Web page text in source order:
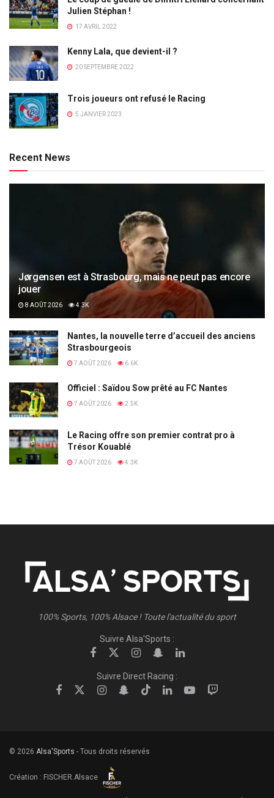
Julien Stéphan !
17 AVRIL 2022
Kenny Lala, que devient-il ?
20 SEPTEMBRE 2022
Trois joueurs ont refusé le Racing
5 JANVIER 2023
Recent News
Jørgensen est à Strasbourg, mais ne peut pas encore
jouer
8 AOÛT 2026 4.3K
Nantes, la nouvelle terre d’accueil des anciens
Strasbourgeois
7 AOÛT 2026 6.6K
Officiel : Saïdou Sow prêté au FC Nantes
7 AOÛT 2026 2.5K
Le Racing offre son premier contrat pro à
Trésor Kouablé
7 AOÛT 2026 4.3K
100% Sports, 100% Alsace ! Toute l'actualité du sport
Suivre Alsa'Sports :
Suivre Direct Racing :
© 2026 Alsa'Sports - Tous droits réservés
Création : FISCHER.Alsace